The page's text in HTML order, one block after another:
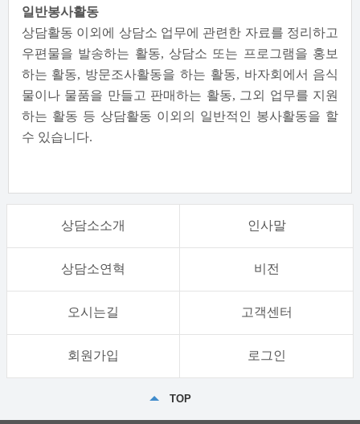
일반봉사활동
상담활동 이외에 상담소 업무에 관련한 자료를 정리하고
우편물을 발송하는 활동, 상담소 또는 프로그램을 홍보
하는 활동, 방문조사활동을 하는 활동, 바자회에서 음식
물이나 물품을 만들고 판매하는 활동, 그외 업무를 지원
하는 활동 등 상담활동 이외의 일반적인 봉사활동을 할
수 있습니다.
상담소소개 인사말
상담소연혁 비전
오시는길 고객센터
회원가입 로그인
TOP